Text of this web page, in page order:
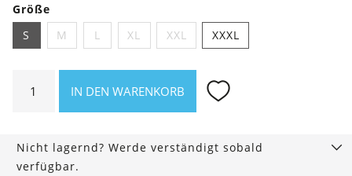
Größe
S
M L XL XXL XXXL
Shirt
IN DEN WARENKORB
Nicht lagernd? Werde verständigt sobald
verfügbar.